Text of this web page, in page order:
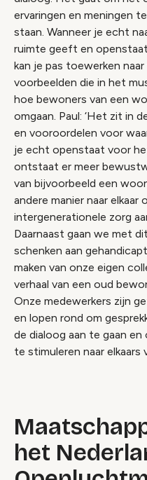
ervaringen en meningen
staan. Wanneer je echt
ruimte geeft en
kan je pas toewerken
voorbeelden die in het
hoe bewoners van een
omgaan. Paul: ‘Het zit in
en vooroordelen voor
je echt openstaat voor
ontstaat er meer
van bijvoorbeeld een
andere manier naar elkaar
intergenerationele zorg
Daarnaast gaan we met
schenken aan
maken van onze eigen
verhaal van een oud
Onze medewerkers zijn
en lopen rond om
de dialoog aan te gaan
te stimuleren naar elkaars
het